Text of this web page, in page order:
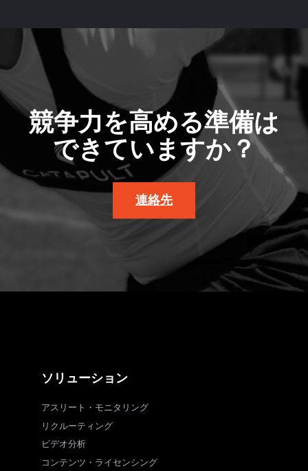
競争力を高める準備は
できていますか？
連絡先
ソリューション
アスリート・モニタリング
リクルーティング
ビデオ分析
コンテンツ・ライセンシング